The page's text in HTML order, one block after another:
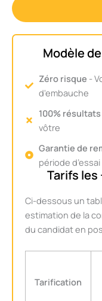
Modèle
Zéro risque -
d'embauche
100% résultats
vôtre
Garantie de
période
Tarifs les
Ci-dessous un
estimation de la
du candidat en
Tarification